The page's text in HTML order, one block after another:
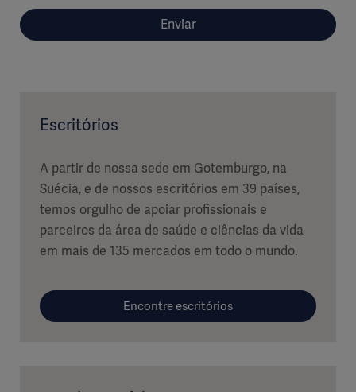
Enviar
Escritórios
A partir de nossa sede em Gotemburgo, na
Suécia, e de nossos escritórios em 39 países,
temos orgulho de apoiar profissionais e
parceiros da área de saúde e ciências da vida
em mais de 135 mercados em todo o mundo.
Encontre escritórios